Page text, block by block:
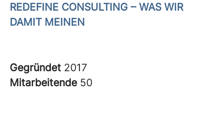
REDEFINE CONSULTING – WAS WIR
DAMIT MEINEN
Gegründet 2017
Mitarbeitende 50